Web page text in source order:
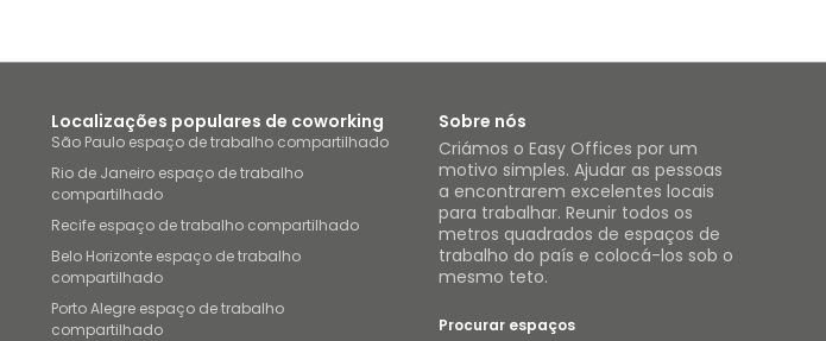
Localizações populares de coworking
São Paulo espaço de trabalho compartilhado
Rio de Janeiro espaço de trabalho
compartilhado
Recife espaço de trabalho compartilhado
Belo Horizonte espaço de trabalho
compartilhado
Porto Alegre espaço de trabalho
compartilhado
Sobre nós
Criámos o Easy Offices por um
motivo simples. Ajudar as pessoas
a encontrarem excelentes locais
para trabalhar. Reunir todos os
metros quadrados de espaços de
trabalho do país e colocá-los sob o
mesmo teto.
Procurar espaços